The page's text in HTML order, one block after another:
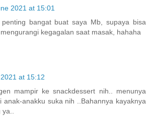
2021 at 15:01
bangat buat saya Mb, supaya bisa
kegagalan saat masak, hahaha
at 15:12
mampir ke snackdessert nih.. menunya
anak-anakku suka nih ..Bahannya kayaknya